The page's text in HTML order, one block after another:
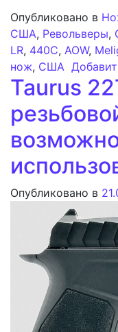
Опубликовано в
США, Револьверы,
LR, 440C, AOW,
нож, США
Taurus
Опубликовано в